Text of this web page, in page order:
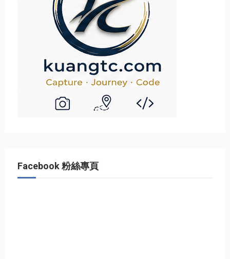
Facebook 粉絲專頁